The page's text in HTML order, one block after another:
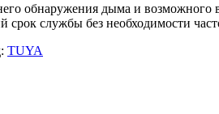
обнаружения дыма и
срок службы без необходимости
TUYA